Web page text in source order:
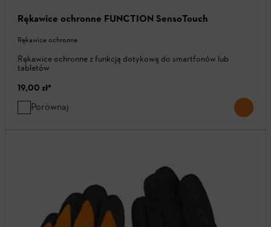
Rękawice ochronne FUNCTION SensoTouch
Rękawice ochronne
Rękawice ochronne z funkcją dotykową do smartfonów lub
tabletów
19,00 zł*
Porównaj